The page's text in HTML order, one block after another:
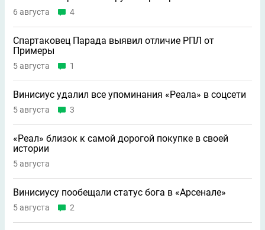
6 августа 4
Спартаковец Парада выявил отличие РПЛ от
Примеры
5 августа 1
Винисиус удалил все упоминания «Реала» в соцсети
5 августа 3
«Реал» близок к самой дорогой покупке в своей
истории
5 августа
Винисиусу пообещали статус бога в «Арсенале»
5 августа 2